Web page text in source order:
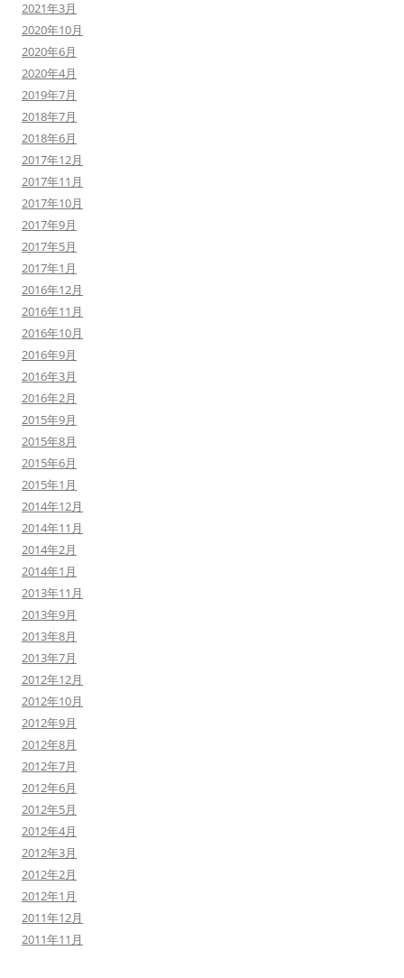
2021年3月
2020年10月
2020年6月
2020年4月
2019年7月
2018年7月
2018年6月
2017年12月
2017年11月
2017年10月
2017年9月
2017年5月
2017年1月
2016年12月
2016年11月
2016年10月
2016年9月
2016年3月
2016年2月
2015年9月
2015年8月
2015年6月
2015年1月
2014年12月
2014年11月
2014年2月
2014年1月
2013年11月
2013年9月
2013年8月
2013年7月
2012年12月
2012年10月
2012年9月
2012年8月
2012年7月
2012年6月
2012年5月
2012年4月
2012年3月
2012年2月
2012年1月
2011年12月
2011年11月